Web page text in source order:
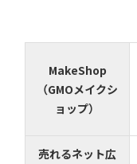
MakeShop
（GMOメイクシ
ョップ）
売れるネット広